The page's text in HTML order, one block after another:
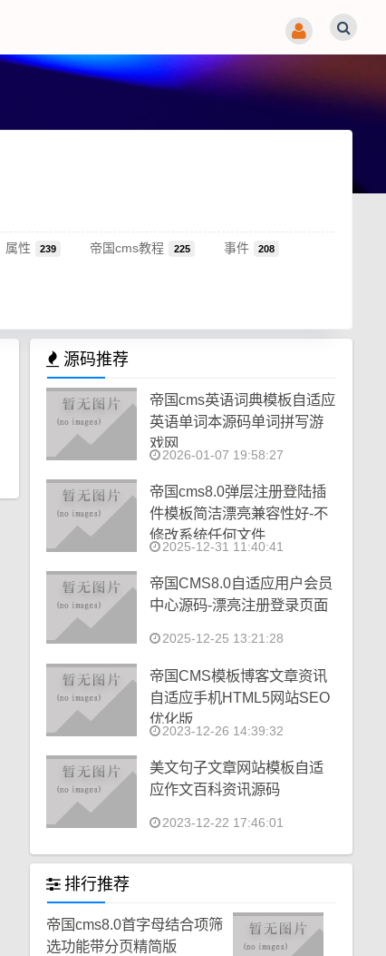
属性 239 帝国cms教程 225 事件 208
源码推荐
帝国cms英语词典模板自适应
英语单词本源码单词拼写游
戏网
2026-01-07 19:58:27
帝国cms8.0弹层注册登陆插
件模板简洁漂亮兼容性好-不
修改系统任何文件
2025-12-31 11:40:41
帝国CMS8.0自适应用户会员
中心源码-漂亮注册登录页面
2025-12-25 13:21:28
帝国CMS模板博客文章资讯
自适应手机HTML5网站SEO
优化版
2023-12-26 14:39:32
美文句子文章网站模板自适
应作文百科资讯源码
2023-12-22 17:46:01
排行推荐
帝国cms8.0首字母结合项筛
选功能带分页精简版